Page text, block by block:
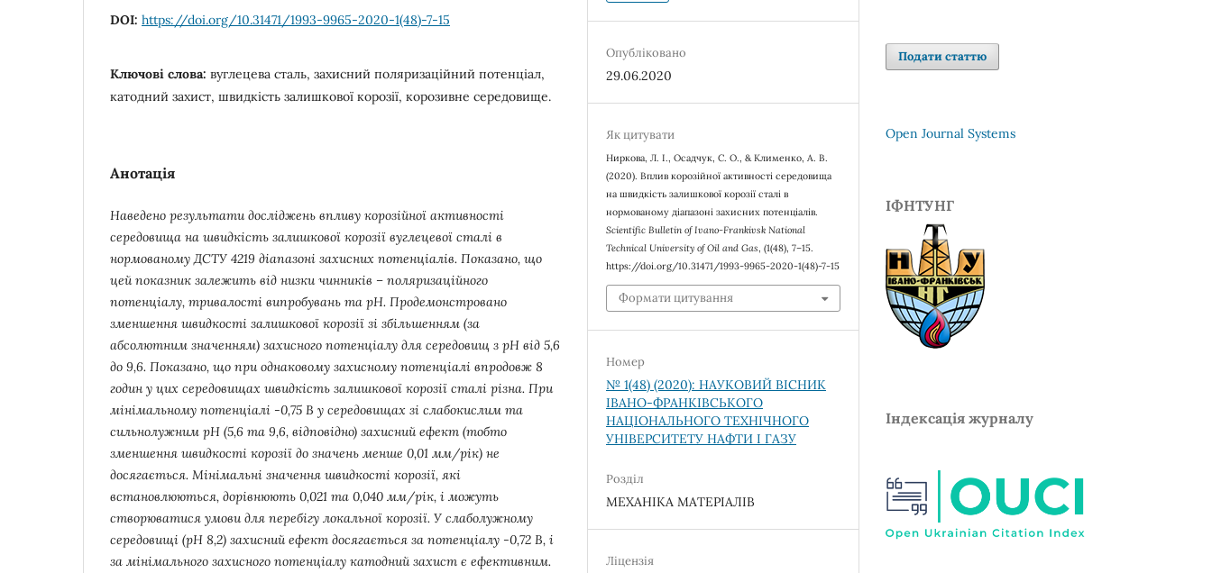
DOI: https://doi.org/10.31471/1993-9965-2020-1(48)-7-15
Ключові слова: вуглецева сталь, захисний поляризаційний потенціал,
катодний захист, швидкість залишкової корозії, корозивне середовище.
Анотація
Наведено результати досліджень впливу корозійної активності
середовища на швидкість залишкової корозії вуглецевої сталі в
нормованому ДСТУ 4219 діапазоні захисних потенціалів. Показано, що
цей показник залежить від низки чинників – поляризаційного
потенціалу, тривалості випробувань та рН. Продемонстровано
зменшення швидкості залишкової корозії зі збільшенням (за
абсолютним значенням) захисного потенціалу для середовищ з рН від 5,6
до 9,6. Показано, що при однаковому захисному потенціалі впродовж 8
годин у цих середовищах швидкість залишкової корозії сталі різна. При
мінімальному потенціалі -0,75 В у середовищах зі слабокислим та
сильнолужним рН (5,6 та 9,6, відповідно) захисний ефект (тобто
зменшення швидкості корозії до значень менше 0,01 мм/рік) не
досягається. Мінімальні значення швидкості корозії, які
встановлюються, дорівнюють 0,021 та 0,040 мм/рік, і можуть
створюватися умови для перебігу локальної корозії. У слаболужному
середовищі (рН 8,2) захисний ефект досягається за потенціалу -0,72 В, і
за мінімального захисного потенціалу катодний захист є ефективним.
Опубліковано
29.06.2020
Як цитувати
Ниркова, Л. І., Осадчук, С. О., & Клименко, А. В.
(2020). Вплив корозійної активності середовища
на швидкість залишкової корозії сталі в
нормованому діапазоні захисних потенціалів.
Scientific Bulletin of Ivano-Frankivsk National
Technical University of Oil and Gas, (1(48), 7–15.
https://doi.org/10.31471/1993-9965-2020-1(48)-7-15
Формати цитування
Номер
№ 1(48) (2020): НАУКОВИЙ ВІСНИК
ІВАНО-ФРАНКІВСЬКОГО
НАЦІОНАЛЬНОГО ТЕХНІЧНОГО
УНІВЕРСИТЕТУ НАФТИ І ГАЗУ
Розділ
МЕХАНІКА МАТЕРІАЛІВ
Ліцензія
Подати статтю
Open Journal Systems
ІФНТУНГ
Індексація журналу